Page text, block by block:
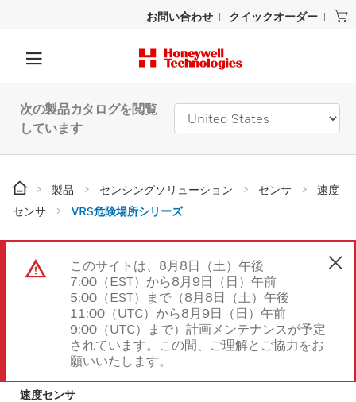
お問い合わせ クイックオーダー
次の製品カタログを閲覧
しています
製品 センシングソリューション センサ
速度
センサ
VRS危険場所シリーズ
このサイトは、8月8日（土）午後
7:00（EST）から8月9日（日）午前
5:00（EST）まで（8月8日（土）午後
11:00（UTC）から8月9日（日）午前
9:00（UTC）まで）計画メンテナンスが予定
されています。この間、ご理解とご協力をお
願いいたします。
速度センサ